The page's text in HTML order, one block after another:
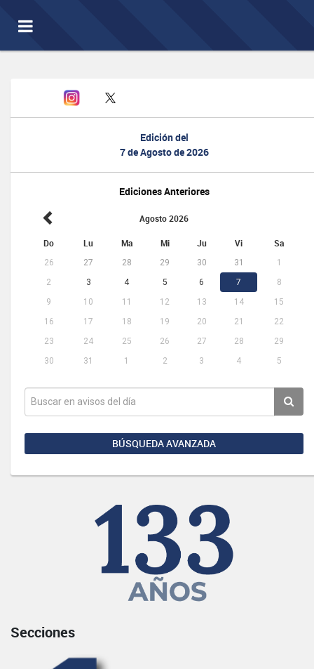
Toggle
navigation
Edición del
7 de Agosto de 2026
Ediciones Anteriores
Agosto 2026
Do Lu Ma Mi Ju Vi Sa
26 27 28 29 30 31
1
2
3 4 5 6 7
8
9
10 11 12 13 14
15
16
17 18 19 20 21
22
23
24 25 26 27 28
29
30
31 1 2 3 4 5
BÚSQUEDA AVANZADA
Secciones